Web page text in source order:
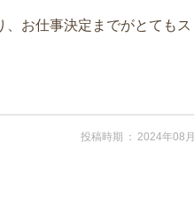
お仕事決定までがとてもス
投稿時期 2024年08月